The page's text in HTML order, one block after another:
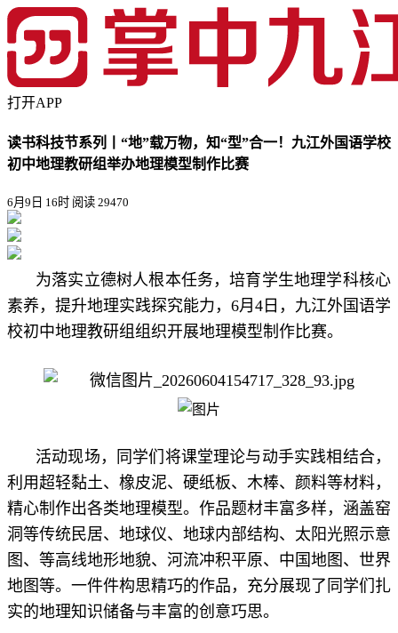
打开APP
读书科技节系列丨“地”载万物，知“型”合一！九江外国语学校
初中地理教研组举办地理模型制作比赛
6月9日 16时 阅读 29470
为落实立德树人根本任务，培育学生地理学科核心
素养，提升地理实践探究能力，6月4日，九江外国语学
校初中地理教研组组织开展地理模型制作比赛。
活动现场，同学们将课堂理论与动手实践相结合，
利用超轻黏土、橡皮泥、硬纸板、木棒、颜料等材料，
精心制作出各类地理模型。作品题材丰富多样，涵盖窑
洞等传统民居、地球仪、地球内部结构、太阳光照示意
图、等高线地形地貌、河流冲积平原、中国地图、世界
地图等。一件件构思精巧的作品，充分展现了同学们扎
实的地理知识储备与丰富的创意巧思。